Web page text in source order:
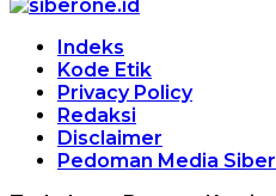
Indeks
Kode Etik
Privacy Policy
Redaksi
Disclaimer
Pedoman Media Siber